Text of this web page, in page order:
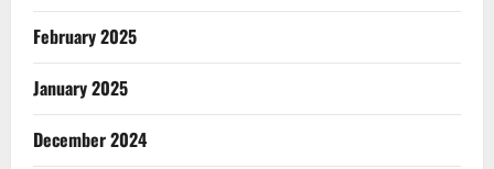
February 2025
January 2025
December 2024